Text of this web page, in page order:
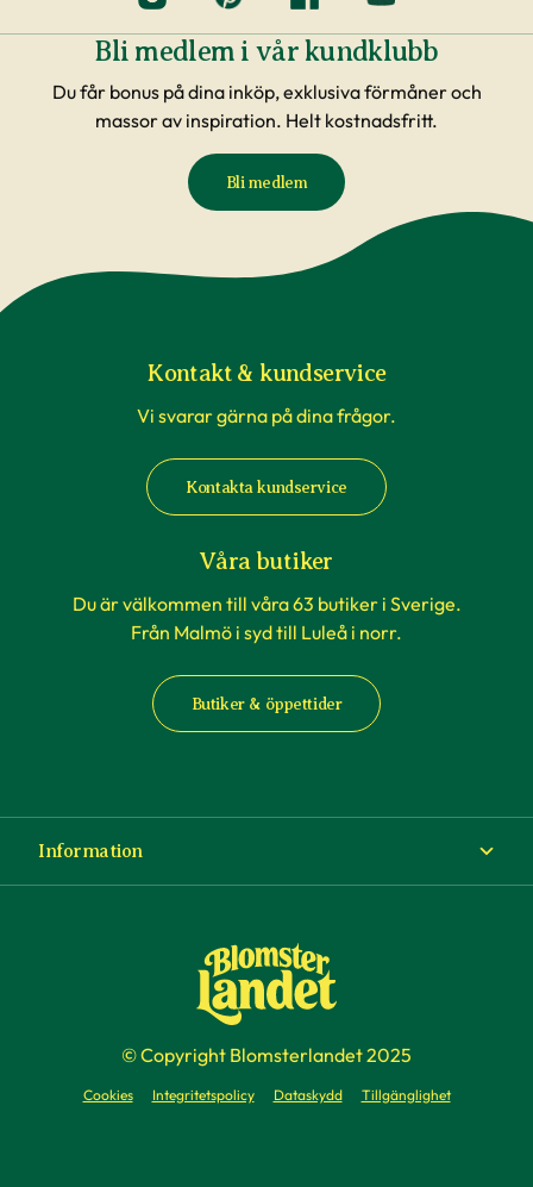
Bli medlem i vår kundklubb
Du får bonus på dina inköp, exklusiva förmåner och
massor av inspiration. Helt kostnadsfritt.
Bli medlem
Kontakt & kundservice
Vi svarar gärna på dina frågor.
Kontakta kundservice
Våra butiker
Du är välkommen till våra 63 butiker i Sverige.
Från Malmö i syd till Luleå i norr.
Butiker & öppettider
Information
Köp- och leveransvillkor
Företag
© Copyright Blomsterlandet 2025
Cookies Integritetspolicy Dataskydd Tillgänglighet